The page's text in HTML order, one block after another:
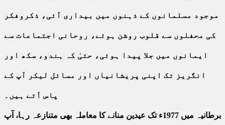
موجود مسلمانوں کے ذہنوں میں بیداری آئی، ذکروفکر
کی محفلوں سے قلوب روشن ہوئے، روحانی اجتماعات سے
ایمانوں میں جلا پیدا ہوئی، حتیٰ کہ ہندو، سکھ اور
انگریز تک اپنی پریشانیاں اور مسائل لیکر آپ کے
پاس آتے ہیں۔
برطانیہ میں 1977ء تک عیدین منانے کا معاملہ بھی متنازعہ رہا، آپ